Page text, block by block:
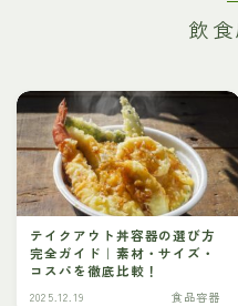
飲
テイクアウト丼容器の選び方
完全ガイド｜素材・サイズ・
コスパを徹底比較！
2025.12.19 食品容器